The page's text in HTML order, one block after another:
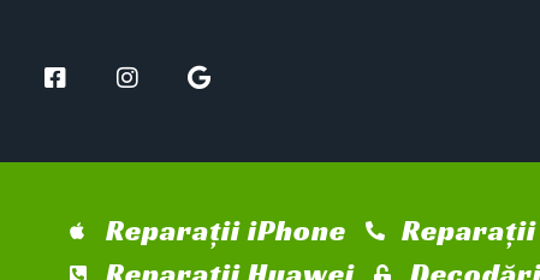
Reparații iPhone
Reparații